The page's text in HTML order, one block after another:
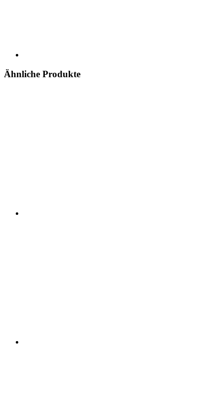
Ähnliche Produkte